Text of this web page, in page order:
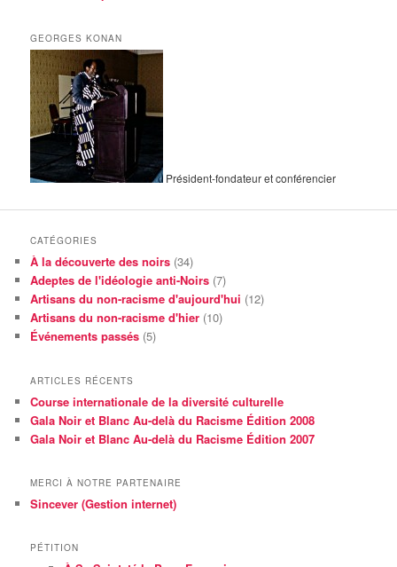
GEORGES KONAN
Président-fondateur et conférencier
CATÉGORIES
À la découverte des noirs (34)
Adeptes de l'idéologie anti-Noirs (7)
Artisans du non-racisme d'aujourd'hui (12)
Artisans du non-racisme d'hier (10)
Événements passés (5)
ARTICLES RÉCENTS
Course internationale de la diversité culturelle
Gala Noir et Blanc Au-delà du Racisme Édition 2008
Gala Noir et Blanc Au-delà du Racisme Édition 2007
MERCI À NOTRE PARTENAIRE
Sincever (Gestion internet)
PÉTITION